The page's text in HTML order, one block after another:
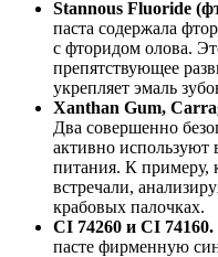
Stannous Fluoride
паста содержала
с фторидом олова.
препятствующее
укрепляет эмаль
Xanthan Gum,
Два совершенно
активно используют
питания. К примеру,
встречали,
крабовых палочках.
CI 74260 и CI 74160.
пасте фирменную